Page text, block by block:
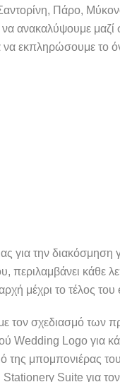
Πάρο,
να ανακαλύψουμε μαζί
να εκπληρώσουμε το
για την διακόσμηση
περιλαμβάνει κάθε
μέχρι το τέλος του
τον σχεδιασμό των
Wedding Logo για
της μπομπονιέρας
Stationery Suite για